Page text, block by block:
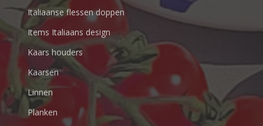
Italiaanse flessen doppen
Items Italiaans design
Kaars houders
Kaarsen
Linnen
Planken